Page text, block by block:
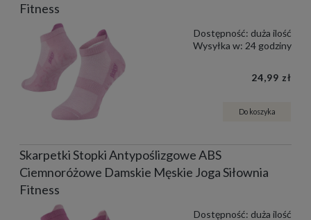
Fitness
Dostępność: duża ilość
Wysyłka w: 24 godziny
24,99 zł
Do koszyka
Skarpetki Stopki Antypoślizgowe ABS
Ciemnoróżowe Damskie Męskie Joga Siłownia
Fitness
Dostępność: duża ilość